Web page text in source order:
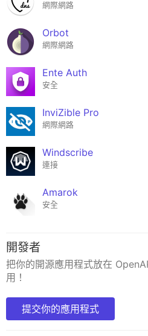
網際網路
Orbot
網際網路
Ente Auth
安全
InviZible Pro
網際網路
Windscribe
連接
Amarok
安全
開發者
把你的開源應用程式放在
用！
提交你的應用程式